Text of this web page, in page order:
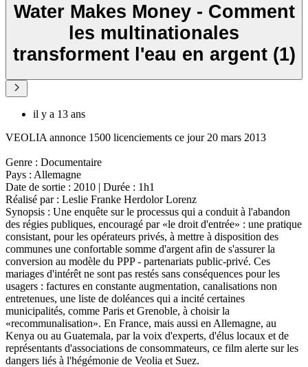
Water Makes Money - Comment
les multinationales
transforment l'eau en argent (1)
il y a 13 ans
VEOLIA annonce 1500 licenciements ce jour 20 mars 2013
Genre : Documentaire
Pays : Allemagne
Date de sortie : 2010 | Durée : 1h1
Réalisé par : Leslie Franke Herdolor Lorenz
Synopsis : Une enquête sur le processus qui a conduit à l'abandon
des régies publiques, encouragé par «le droit d'entrée» : une pratique
consistant, pour les opérateurs privés, à mettre à disposition des
communes une confortable somme d'argent afin de s'assurer la
conversion au modèle du PPP - partenariats public-privé. Ces
mariages d'intérêt ne sont pas restés sans conséquences pour les
usagers : factures en constante augmentation, canalisations non
entretenues, une liste de doléances qui a incité certaines
municipalités, comme Paris et Grenoble, à choisir la
«recommunalisation». En France, mais aussi en Allemagne, au
Kenya ou au Guatemala, par la voix d'experts, d'élus locaux et de
représentants d'associations de consommateurs, ce film alerte sur les
dangers liés à l'hégémonie de Veolia et Suez.